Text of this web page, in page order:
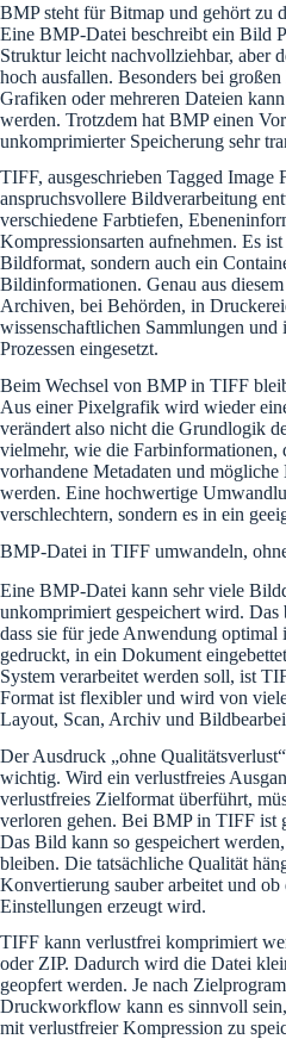
BMP steht für Bitmap und gehört zu
Eine BMP-Datei beschreibt ein Bild
Struktur leicht nachvollziehbar, aber
hoch ausfallen. Besonders bei
Grafiken oder mehreren Dateien
werden. Trotzdem hat BMP einen
unkomprimierter Speicherung sehr
TIFF, ausgeschrieben Tagged Image
anspruchsvollere Bildverarbeitung
verschiedene Farbtiefen,
Kompressionsarten aufnehmen. Es
Bildformat, sondern auch ein
Bildinformationen. Genau aus
Archiven, bei Behörden, in
wissenschaftlichen Sammlungen und
Prozessen eingesetzt.
Beim Wechsel von BMP in TIFF
Aus einer Pixelgrafik wird wieder
verändert also nicht die Grundlogik
vielmehr, wie die Farbinformationen,
vorhandene Metadaten und
werden. Eine hochwertige
verschlechtern, sondern es in ein
BMP-Datei in TIFF umwandeln,
Eine BMP-Datei kann sehr viele
unkomprimiert gespeichert wird. Das
dass sie für jede Anwendung
gedruckt, in ein Dokument
System verarbeitet werden soll, ist
Format ist flexibler und wird von
Layout, Scan, Archiv und
Der Ausdruck „ohne
wichtig. Wird ein verlustfreies
verlustfreies Zielformat überführt,
verloren gehen. Bei BMP in TIFF ist
Das Bild kann so gespeichert
bleiben. Die tatsächliche Qualität
Konvertierung sauber arbeitet und
Einstellungen erzeugt wird.
TIFF kann verlustfrei komprimiert
oder ZIP. Dadurch wird die Datei
geopfert werden. Je nach
Druckworkflow kann es sinnvoll
mit verlustfreier Kompression zu